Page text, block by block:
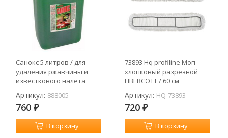
Санокс 5 литров / для
удаления ржавчины и
известкового налёта
Артикул: 888005
760 ₽
В корзину
73893 Hq profiline Моп
хлопковый разрезной
FIBERCOTT / 60 см
Артикул: HQ-73893
720 ₽
В корзину